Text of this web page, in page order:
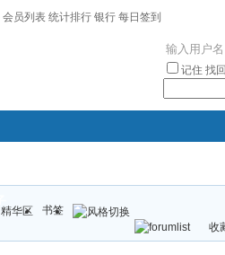
会员列表 统计排行 银行 每日签到
记住 找
精华区
书签
收